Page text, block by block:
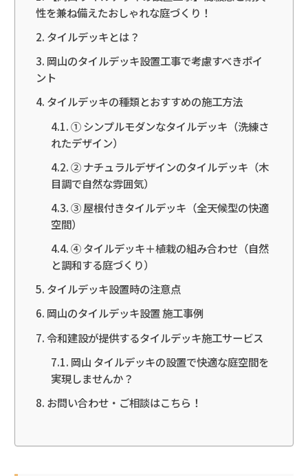
性を兼ね備えたおしゃれな庭づくり！
タイルデッキとは？
岡山のタイルデッキ設置工事で考慮すべきポイ
ント
タイルデッキの種類とおすすめの施工方法
① シンプルモダンなタイルデッキ（洗練さ
れたデザイン）
② ナチュラルデザインのタイルデッキ（木
目調で自然な雰囲気）
③ 屋根付きタイルデッキ（全天候型の快適
空間）
④ タイルデッキ＋植栽の組み合わせ（自然
と調和する庭づくり）
タイルデッキ設置時の注意点
岡山のタイルデッキ設置 施工事例
令和建設が提供するタイルデッキ施工サービス
岡山 タイルデッキの設置で快適な庭空間を
実現しませんか？
お問い合わせ・ご相談はこちら！